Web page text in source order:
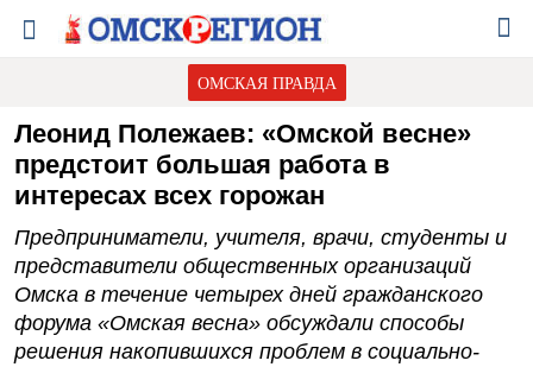
ОМСКАЯ ПРАВДА
Леонид Полежаев: «Омской весне»
предстоит большая работа в
интересах всех горожан
Предприниматели, учителя, врачи, студенты и
представители общественных организаций
Омска в течение четырех дней гражданского
форума «Омская весна» обсуждали способы
решения накопившихся проблем в социально-